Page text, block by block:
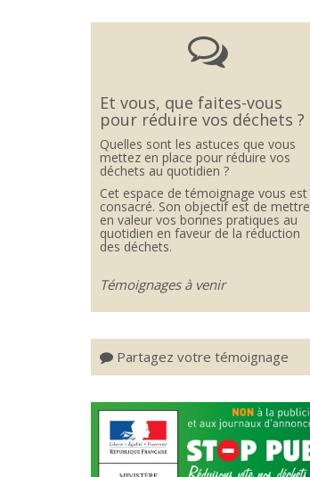
Et vous, que faites-vous
pour réduire vos déchets ?
Quelles sont les astuces que vous
mettez en place pour réduire vos
déchets au quotidien ?
Cet espace de témoignage vous est
consacré. Son objectif est de mettre
en valeur vos bonnes pratiques au
quotidien en faveur de la réduction
des déchets.
Témoignages à venir
Partagez votre témoignage